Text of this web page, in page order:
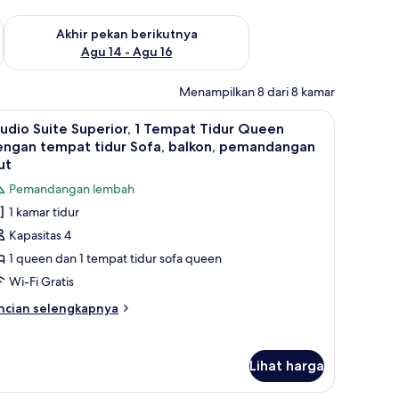
Agu 7 - Agu 9
Akhir pekan berikutnya
Agu 14 - Agu 16
Periksa ketersediaan untuk akhir pekan berikutnya Agu 14 -
Menampilkan 8 dari 8 kamar
bayi, Wi-Fi gratis, dan seprai linen
Queen, balkon, pemandangan laut | Setrika/meja setrika, tempat tidur
Studio Suite Superior, 1 Tempat Tidur
15
Suite Superior, 1 Tempat Tidur Queen
tempat tidur Sofa, balkon, pemandangan
Pemandangan lembah
1 kamar tidur
Kapasitas 4
1 queen dan 1 tempat tidur sofa queen
Wi-Fi Gratis
selengkapnya
Lihat harga